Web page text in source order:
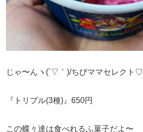
じゃ〜んヽ(´▽｀)/ちびママセレクト♡
『トリプル(3種)』650円
この蝶々達は食べれるふ菓子だよ〜